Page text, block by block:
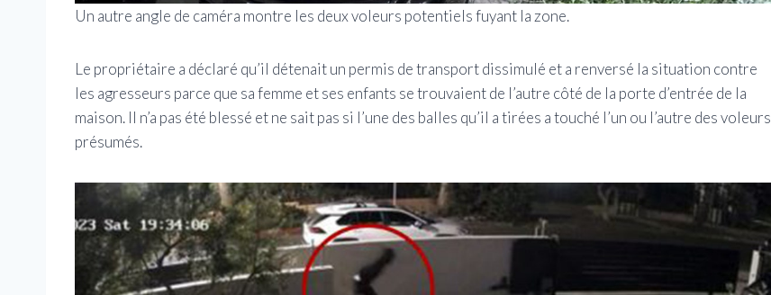
Un autre angle de caméra montre les deux voleurs potentiels fuyant la zone.
Le propriétaire a déclaré qu’il détenait un permis de transport dissimulé et a renversé la situation contre
les agresseurs parce que sa femme et ses enfants se trouvaient de l’autre côté de la porte d’entrée de la
maison. Il n’a pas été blessé et ne sait pas si l’une des balles qu’il a tirées a touché l’un ou l’autre des voleurs
présumés.